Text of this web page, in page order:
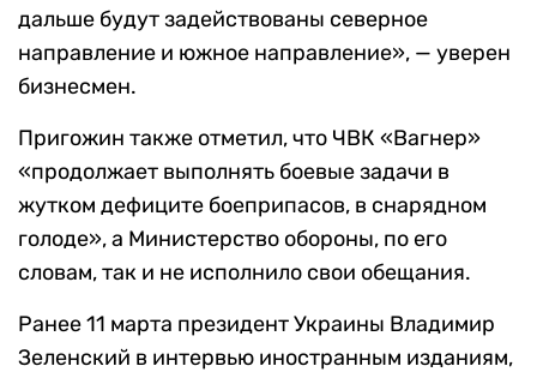
дальше будут задействованы северное
направление и южное направление», — уверен
бизнесмен.
Пригожин также отметил, что ЧВК «Вагнер»
«продолжает выполнять боевые задачи в
жутком дефиците боеприпасов, в снарядном
голоде», а Министерство обороны, по его
словам, так и не исполнило свои обещания.
Ранее 11 марта президент Украины Владимир
Зеленский в интервью иностранным изданиям,